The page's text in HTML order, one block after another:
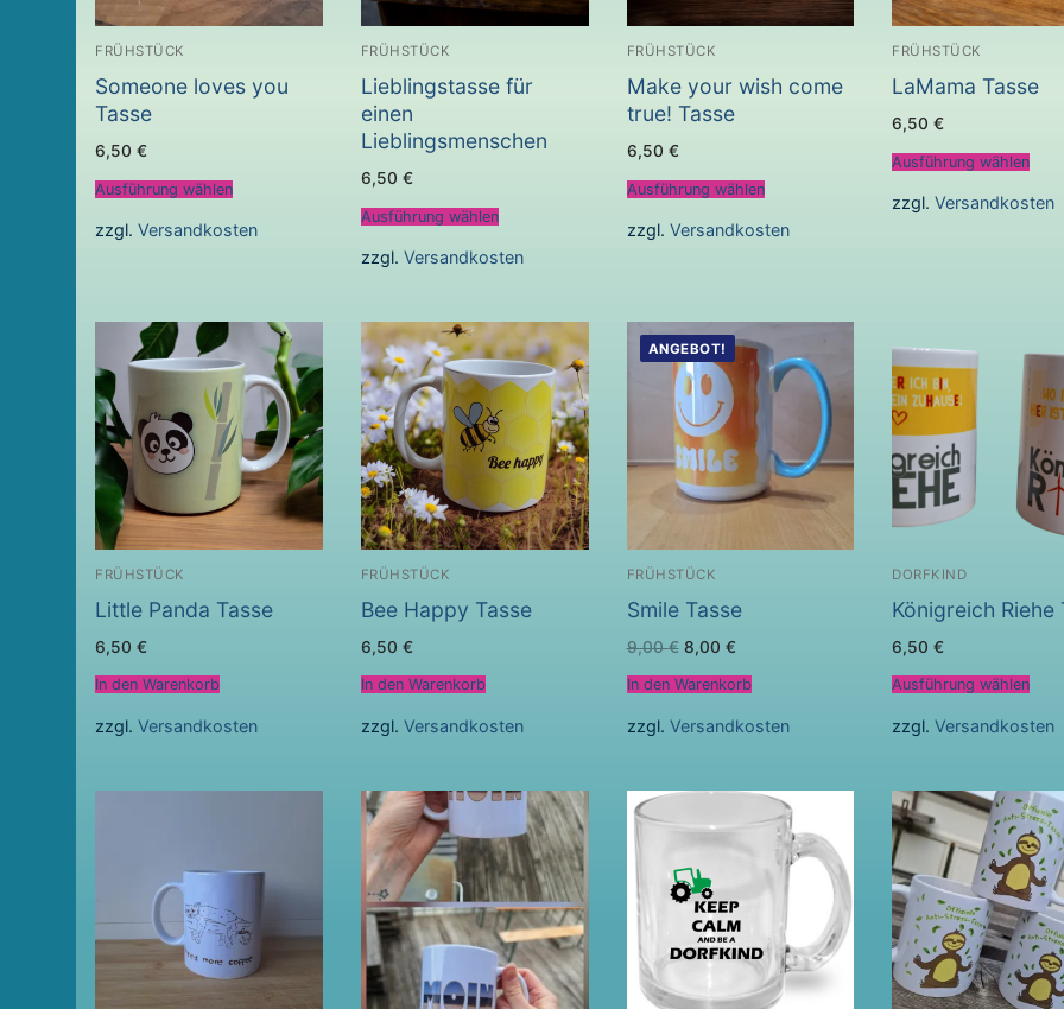
FRÜHSTÜCK
Someone loves you
Tasse
6,50 €
Ausführung wählen
zzgl. Versandkosten
FRÜHSTÜCK
Lieblingstasse für
einen
Lieblingsmenschen
6,50 €
Ausführung wählen
zzgl. Versandkosten
FRÜHSTÜCK
Make your wish come
true! Tasse
6,50 €
Ausführung wählen
zzgl. Versandkosten
FRÜHSTÜCK
LaMama Tasse
6,50€
Ausführung wählen
zzgl.Versandkosten
FRÜHSTÜCK
Little Panda Tasse
6,50 €
In den Warenkorb
zzgl. Versandkosten
FRÜHSTÜCK
Bee Happy Tasse
6,50 €
In den Warenkorb
zzgl. Versandkosten
ANGEBOT!
FRÜHSTÜCK
Smile Tasse
9,00€ Ursprünglicher
Preis
war:
9,00 €
8,00 €Aktueller
ist:
8,00 €.
In den Warenkorb
zzgl. Versandkosten
DORFKIND
Königreich Riehe
6,50€
Ausführung wählen
zzgl.Versandkosten